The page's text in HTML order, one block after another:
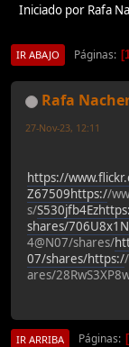
Iniciado por Rafa
IR ABAJO Páginas
Rafa
27-Nov-23, 12:11
https://
Z67509https://
s/
shares/
4@N07/shares/
07/shares/https:/
ares/
IR ARRIBA Páginas